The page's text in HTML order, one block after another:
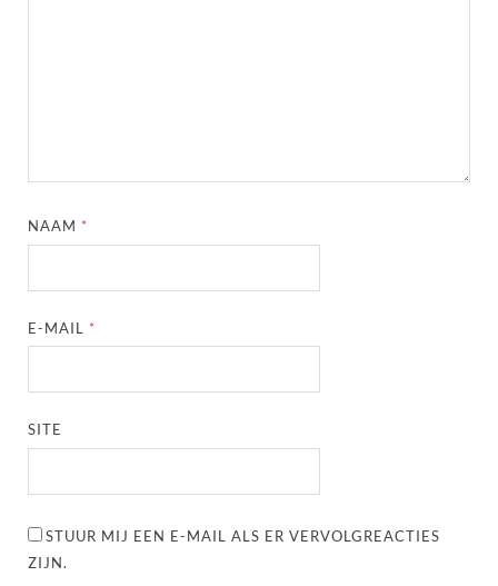
NAAM *
E-MAIL *
SITE
STUUR MIJ EEN E-MAIL ALS ER VERVOLGREACTIES
ZIJN.